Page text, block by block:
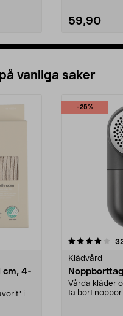
59,90
vanliga saker
cm, 4-
i
-25%
Klädvård
Vårda kläder
ta bort noppor